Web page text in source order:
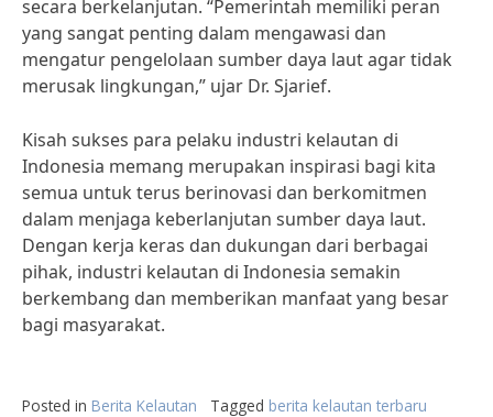
secara berkelanjutan. “Pemerintah memiliki peran
yang sangat penting dalam mengawasi dan
mengatur pengelolaan sumber daya laut agar tidak
merusak lingkungan,” ujar Dr. Sjarief.
Kisah sukses para pelaku industri kelautan di
Indonesia memang merupakan inspirasi bagi kita
semua untuk terus berinovasi dan berkomitmen
dalam menjaga keberlanjutan sumber daya laut.
Dengan kerja keras dan dukungan dari berbagai
pihak, industri kelautan di Indonesia semakin
berkembang dan memberikan manfaat yang besar
bagi masyarakat.
Posted in Berita Kelautan Tagged berita kelautan terbaru